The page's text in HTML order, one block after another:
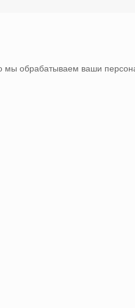
обрабатываем ваши